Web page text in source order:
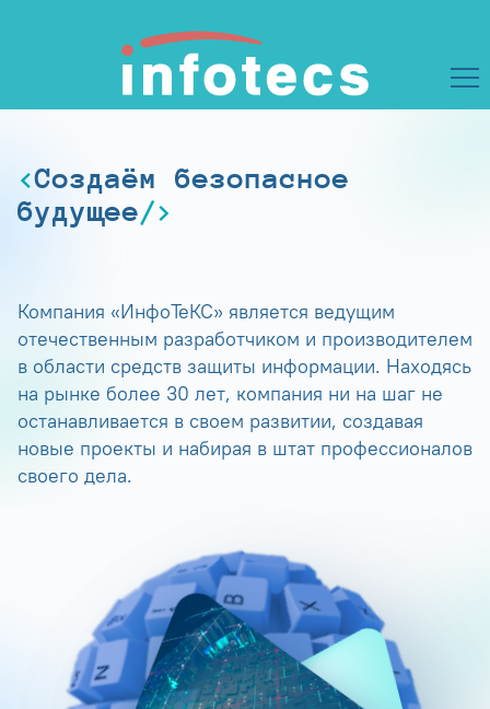
Создаём безопасное
будущее
Компания «ИнфоТеКС» является ведущим
отечественным разработчиком и производителем
в области средств защиты информации. Находясь
на рынке более 30 лет, компания ни на шаг не
останавливается в своем развитии, создавая
новые проекты и набирая в штат профессионалов
своего дела.